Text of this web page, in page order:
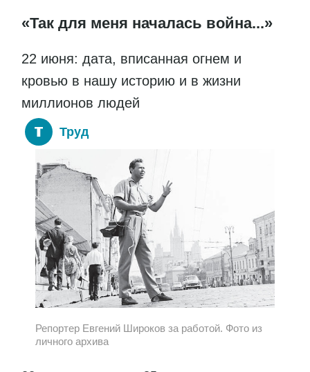
«Так для меня началась война...»
22 июня: дата, вписанная огнем и
кровью в нашу историю и в жизни
миллионов людей
Труд
Репортер Евгений Широков за работой. Фото из
личного архива